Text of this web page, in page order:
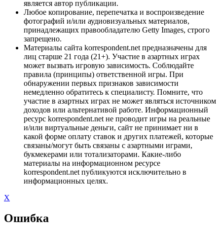
является автор публикации.
Любое копирование, перепечатка и воспроизведение
фотографий и/или аудиовизуальных материалов,
принадлежащих правообладателю Getty Images, строго
запрещено.
Материалы сайта korrespondent.net предназначены для
лиц старше 21 года (21+). Участие в азартных играх
может вызвать игровую зависимость. Соблюдайте
правила (принципы) ответственной игры. При
обнаружении первых признаков зависимости
немедленно обратитесь к специалисту. Помните, что
участие в азартных играх не может являться источником
доходов или альтернативой работе. Информационный
ресурс korrespondent.net не проводит игры на реальные
и/или виртуальные деньги, сайт не принимает ни в
какой форме оплату ставок и других платежей, которые
связаны/могут быть связаны с азартными играми,
букмекерами или тотализаторами. Какие-либо
материалы на информационном ресурсе
korrespondent.net публикуются исключительно в
информационных целях.
X
Ошибка